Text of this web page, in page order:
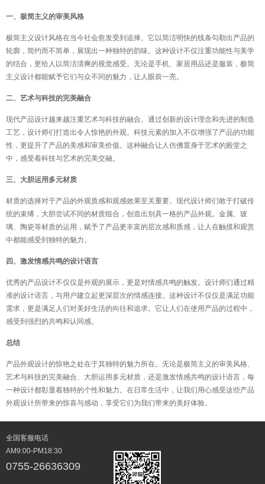
一、极简主义的审美风格
极简主义设计风格在当今社会愈发受到追捧。它以简洁明快的线条勾勒出产品的
轮廓，简约而不简单，展现出一种独特的韵味。这种设计不仅注重功能性与美学
的结合，更给人以简洁清爽的视觉感受。无论是手机、家居用品还是服装，极简
主义设计都能赋予它们与众不同的魅力，让人眼前一亮。
二、艺术与科技的完美融合
现代产品设计越来越注重艺术与科技的融合。通过创新的设计理念和先进的制造
工艺，设计师们打造出令人惊艳的外观。科技元素的加入不仅增强了产品的功能
性，更提升了产品的美感和审美价值。这种融合让人仿佛置身于艺术的殿堂之
中，感受着科技与艺术的完美交融。
三、大胆运用多元材质
材质的选择对于产品的外观质感和观感效果至关重要。现代设计师们敢于打破传
统的束缚，大胆尝试不同的材质组合，创造出别具一格的产品外观。金属、玻
璃、陶瓷等材质的运用，赋予了产品更丰富的层次感和质感，让人在触摸和观赏
中都能感受到独特的魅力。
四、激发情感共鸣的设计语言
优秀的产品设计不仅仅是外观的展示，更是对情感共鸣的触发。设计师们通过精
准的设计语言，与用户建立起更深层次的情感连接。这种设计不仅仅是满足功能
需求，更是满足人们对美好生活的向往和追求。它让人们在使用产品的过程中，
感受到强烈的共鸣和认同感。
总结
产品外观设计的惊艳之处在于其独特的魅力所在。无论是极简主义的审美风格、
艺术与科技的完美融合、大胆运用多元材质，还是激发情感共鸣的设计语言，每
一种设计都彰显着独特的个性和魅力。在日常生活中，让我们用心感受这些产品
外观设计所带来的惊喜与感动，享受它们为我们带来的美好体验。
全国客服电话
AM9:00-PM18:30
0755-26636309